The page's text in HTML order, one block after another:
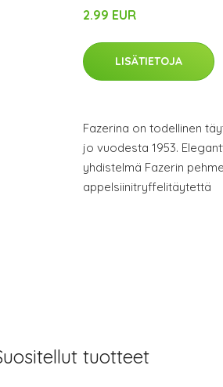
2.99 EUR
LISÄTIETOJA
Fazerina on todellinen
jo vuodesta 1953.
yhdistelmä Fazerin
appelsiinitryffelitäytettä
tuotteet